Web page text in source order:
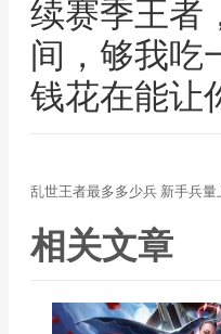
续赛季王者
间，够我吃
钱花在能让
乱世王者最多多少兵 新手兵
相关文章